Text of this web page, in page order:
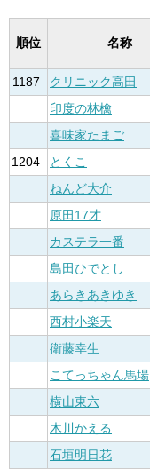
順位 名称
1187
クリニック高田
印度の林檎
喜味家たまご
1204
とくこ
ねんど大介
原田17才
カステラ一番
島田ひでとし
あらきあきゆき
西村小楽天
衛藤幸生
こてっちゃん馬場
横山東六
木川かえる
石垣明日花